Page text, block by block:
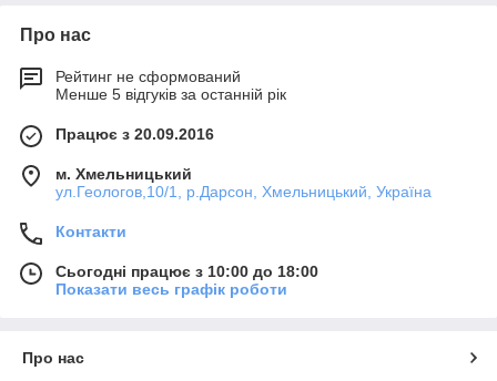
Про нас
Рейтинг не сформований
Менше 5 відгуків за останній рік
Працює з 20.09.2016
м. Хмельницький
ул.Геологов,10/1, р.Дарсон, Хмельницький, Україна
Контакти
Сьогодні працює з 10:00 до 18:00
Показати весь графік роботи
Про нас